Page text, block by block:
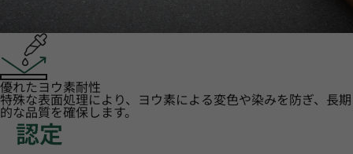
優れたヨウ素耐性
特殊な表面処理により、ヨウ素による変色や染みを防ぎ、長期
的な品質を確保します。
認定